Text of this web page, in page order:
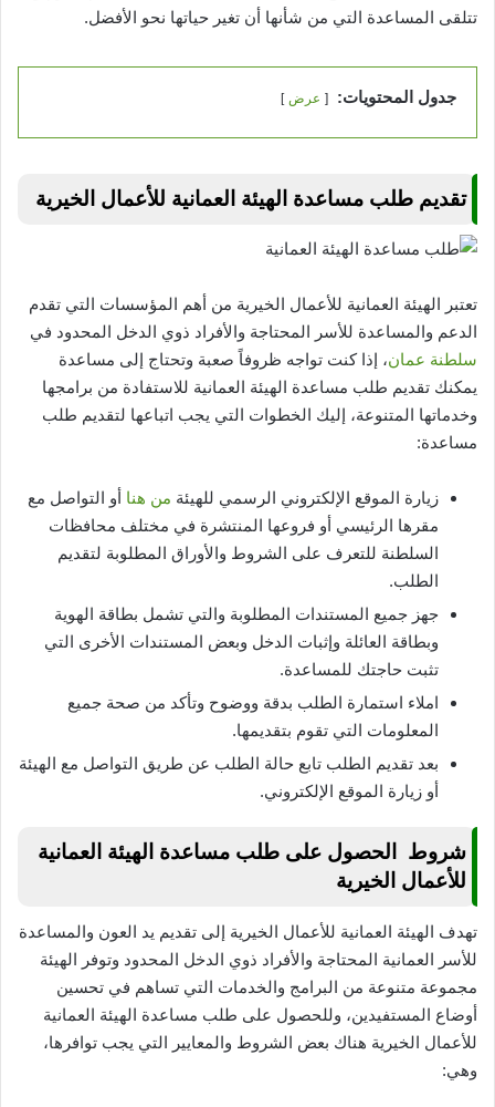
تتلقى المساعدة التي من شأنها أن تغير حياتها نحو الأفضل.
جدول المحتويات: عرض
تقديم طلب مساعدة الهيئة العمانية للأعمال الخيرية
تعتبر الهيئة العمانية للأعمال الخيرية من أهم المؤسسات التي تقدم
الدعم والمساعدة للأسر المحتاجة والأفراد ذوي الدخل المحدود في
سلطنة عمان، إذا كنت تواجه ظروفاً صعبة وتحتاج إلى مساعدة
يمكنك تقديم طلب مساعدة الهيئة العمانية للاستفادة من برامجها
وخدماتها المتنوعة، إليك الخطوات التي يجب اتباعها لتقديم طلب
مساعدة:
زيارة الموقع الإلكتروني الرسمي للهيئة من هنا أو التواصل مع
مقرها الرئيسي أو فروعها المنتشرة في مختلف محافظات
السلطنة للتعرف على الشروط والأوراق المطلوبة لتقديم
الطلب.
جهز جميع المستندات المطلوبة والتي تشمل بطاقة الهوية
وبطاقة العائلة وإثبات الدخل وبعض المستندات الأخرى التي
تثبت حاجتك للمساعدة.
املاء استمارة الطلب بدقة ووضوح وتأكد من صحة جميع
المعلومات التي تقوم بتقديمها.
بعد تقديم الطلب تابع حالة الطلب عن طريق التواصل مع الهيئة
أو زيارة الموقع الإلكتروني.
شروط الحصول على طلب مساعدة الهيئة العمانية
للأعمال الخيرية
تهدف الهيئة العمانية للأعمال الخيرية إلى تقديم يد العون والمساعدة
للأسر العمانية المحتاجة والأفراد ذوي الدخل المحدود وتوفر الهيئة
مجموعة متنوعة من البرامج والخدمات التي تساهم في تحسين
أوضاع المستفيدين، وللحصول على طلب مساعدة الهيئة العمانية
للأعمال الخيرية هناك بعض الشروط والمعايير التي يجب توافرها،
وهي: